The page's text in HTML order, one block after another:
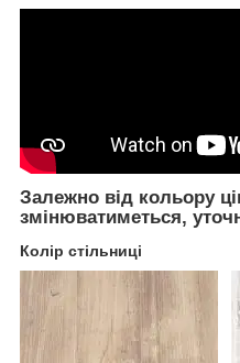
Залежно від кольору
змінюватиметься,
Колір стільниці